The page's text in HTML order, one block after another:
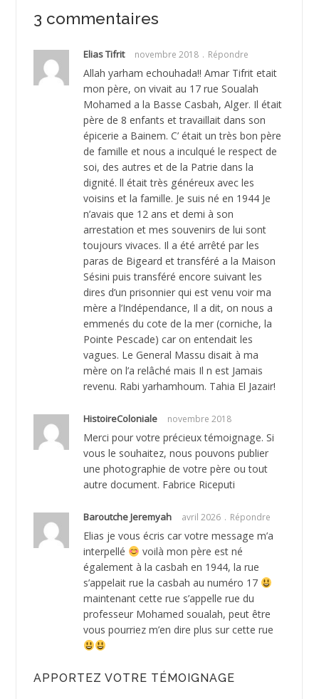
3 commentaires
Elias Tifrit novembre 2018 Répondre
Allah yarham echouhada!! Amar Tifrit etait
mon père, on vivait au 17 rue Soualah
Mohamed a la Basse Casbah, Alger. Il était
père de 8 enfants et travaillait dans son
épicerie a Bainem. C’ était un très bon père
de famille et nous a inculqué le respect de
soi, des autres et de la Patrie dans la
dignité. ll était très généreux avec les
voisins et la famille. Je suis né en 1944 Je
n’avais que 12 ans et demi à son
arrestation et mes souvenirs de lui sont
toujours vivaces. Il a été arrêté par les
paras de Bigeard et transféré a la Maison
Sésini puis transféré encore suivant les
dires d’un prisonnier qui est venu voir ma
mère a l’Indépendance, Il a dit, on nous a
emmenés du cote de la mer (corniche, la
Pointe Pescade) car on entendait les
vagues. Le General Massu disait à ma
mère on l’a relâché mais Il n est Jamais
revenu. Rabi yarhamhoum. Tahia El Jazair!
HistoireColoniale novembre 2018
Merci pour votre précieux témoignage. Si
vous le souhaitez, nous pouvons publier
une photographie de votre père ou tout
autre document. Fabrice Riceputi
Baroutche Jeremyah avril 2026 Répondre
Elias je vous écris car votre message m’a
interpellé
voilà mon père est né
également à la casbah en 1944, la rue
s’appelait rue la casbah au numéro 17
maintenant cette rue s’appelle rue du
professeur Mohamed soualah, peut être
vous pourriez m’en dire plus sur cette rue
APPORTEZ VOTRE TÉMOIGNAGE